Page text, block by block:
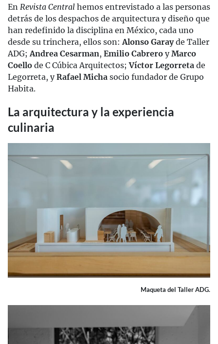
En Revista Central hemos entrevistado a las personas
detrás de los despachos de arquitectura y diseño que
han redefinido la disciplina en México, cada uno
desde su trinchera, ellos son:Alonso Garayde Taller
ADG;Andrea Cesarman, Emilio Cabrero yMarco
Coello de C Cúbica Arquitectos;Víctor Legorreta de
Legorreta, yRafael Micha socio fundador de Grupo
Habita.
La arquitectura y la experiencia
culinaria
Maqueta del Taller ADG.